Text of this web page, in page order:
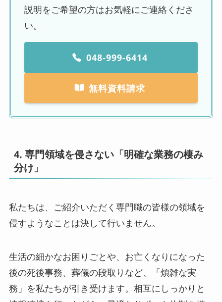
説明をご希望の方はお気軽にご連絡くださ
い。
048-999-6414
無料資料請求
4. 専門領域を侵さない「明確な業務の棲み
分け」
私たちは、ご紹介いただく専門職の皆様の領域を
侵すようなことは決して行いません。
生活の細かなお困りごとや、お亡くなりになった
後の死後事務、葬儀の段取りなど、「煩雑な実
務」を私たちが引き受けます。相互にしっかりと